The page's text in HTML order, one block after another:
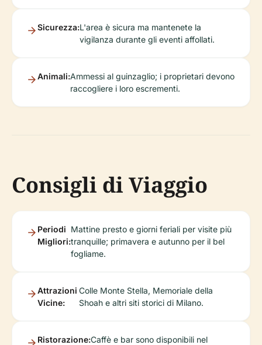
Sicurezza:L'area è sicura ma mantenete la
vigilanza durante gli eventi affollati.
Animali:Ammessi al guinzaglio; i proprietari devono
raccogliere i loro escrementi.
Consigli di Viaggio
Periodi
Migliori:
Mattine presto e giorni feriali per visite più
tranquille; primavera e autunno per il bel
fogliame.
Attrazioni
Vicine:
Colle Monte Stella, Memoriale della
Shoah e altri siti storici di Milano.
Ristorazione:Caffè e bar sono disponibili nel